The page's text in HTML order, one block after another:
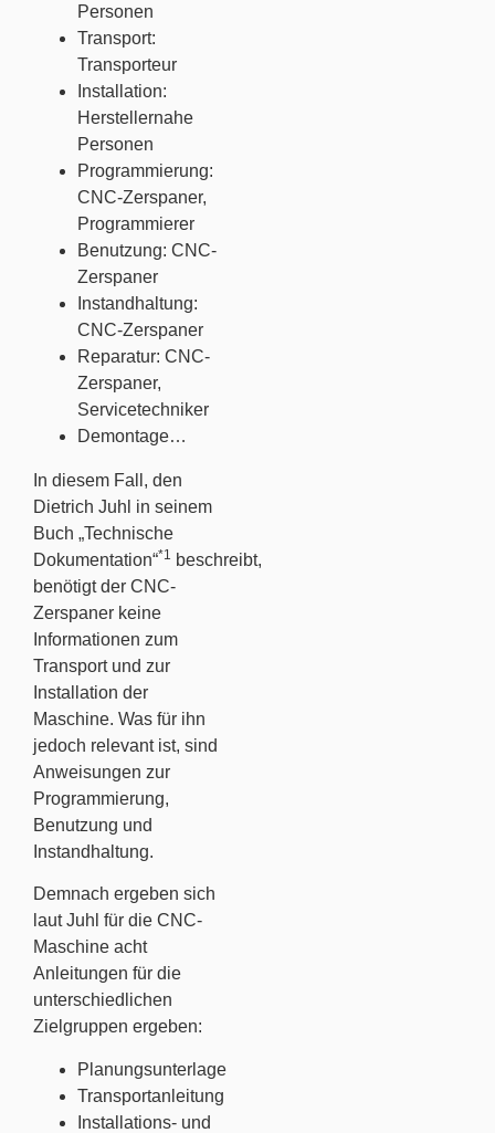
Personen
Transport:
Transporteur
Installation:
Herstellernahe
Personen
Programmierung:
CNC-Zerspaner,
Programmierer
Benutzung: CNC-
Zerspaner
Instandhaltung:
CNC-Zerspaner
Reparatur: CNC-
Zerspaner,
Servicetechniker
Demontage…
In diesem Fall, den
Dietrich Juhl in seinem
Buch „Technische
Dokumentation“*1
beschreibt,
benötigt der CNC-
Zerspaner keine
Informationen zum
Transport und zur
Installation der
Maschine. Was für ihn
jedoch relevant ist, sind
Anweisungen zur
Programmierung,
Benutzung und
Instandhaltung.
Demnach ergeben sich
laut Juhl für die CNC-
Maschine acht
Anleitungen für die
unterschiedlichen
Zielgruppen ergeben:
Planungsunterlage
Transportanleitung
Installations- und